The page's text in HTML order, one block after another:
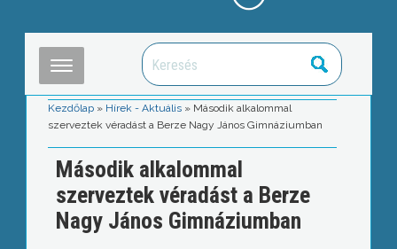
Kezdőlap » Hírek - Aktuális » Második alkalommal
szerveztek véradást a Berze Nagy János Gimnáziumban
Második alkalommal
szerveztek véradást a Berze
Nagy János Gimnáziumban